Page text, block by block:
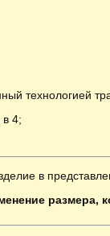
технологией
4;
в
размера,